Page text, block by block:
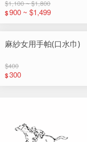
$1,100 ~ $1,800
$900 ~ $1,499
麻紗女用手帕(口水巾)
$400
$300